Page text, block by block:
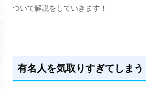
ついて解説をしていきます！
有名人を気取りすぎてしまう